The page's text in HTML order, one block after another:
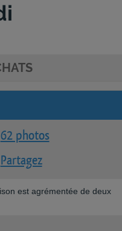
62 photos
Partagez
est agrémentée de deux